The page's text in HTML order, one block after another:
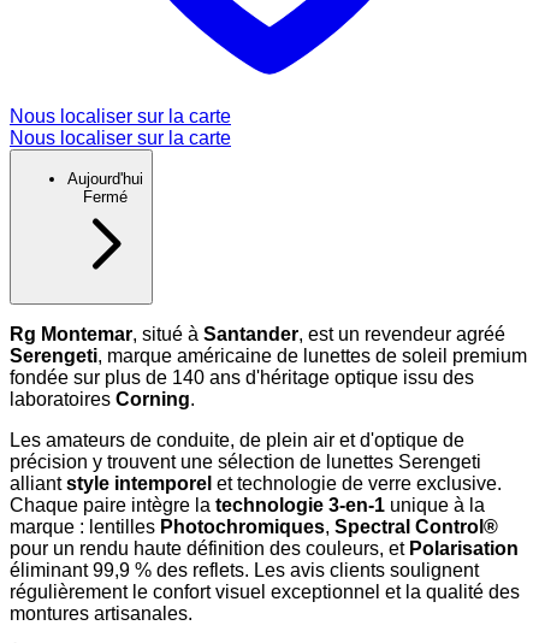
Nous localiser sur la carte
Nous localiser sur la carte
Aujourd'hui
Fermé
Rg Montemar, situé à Santander, est un revendeur agréé
Serengeti, marque américaine de lunettes de soleil premium
fondée sur plus de 140 ans d'héritage optique issu des
laboratoires Corning.
Les amateurs de conduite, de plein air et d'optique de
précision y trouvent une sélection de lunettes Serengeti
alliantstyle intemporel et technologie de verre exclusive.
Chaque paire intègre la technologie 3-en-1 unique à la
marque : lentilles Photochromiques, Spectral Control®
pour un rendu haute définition des couleurs, et Polarisation
éliminant 99,9 % des reflets. Les avis clients soulignent
régulièrement le confort visuel exceptionnel et la qualité des
montures artisanales.